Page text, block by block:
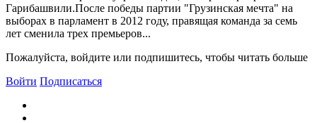
Гарибашвили.После победы партии "Грузинская мечта" на
выборах в парламент в 2012 году, правящая команда за семь
лет сменила трех премьеров...
Пожалуйста, войдите или подпишитесь, чтобы читать больше
Войти Подписаться